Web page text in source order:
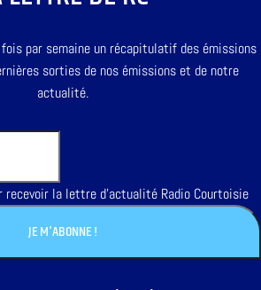
par semaine un récapitulatif des émissions
sorties de nos émissions et de notre
actualité.
recevoir la lettre d'actualité Radio Courtoisie